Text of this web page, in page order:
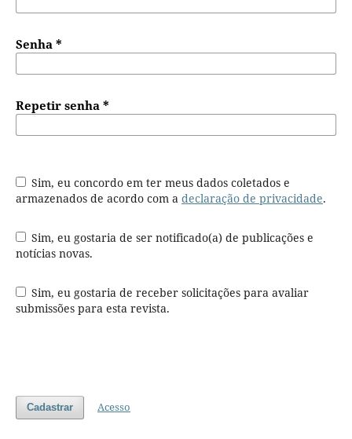
Senha*
Repetir senha*
Sim, eu concordo em ter meus dados coletados e
armazenados de acordo com a declaração de privacidade.
Sim, eu gostaria de ser notificado(a) de publicações e
notícias novas.
Sim, eu gostaria de receber solicitações para avaliar
submissões para esta revista.
Cadastrar Acesso